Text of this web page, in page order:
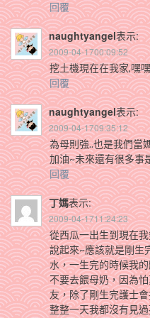
回覆
naughtyangel表示:
2009-04-1700:09:52
挖土機現在在我家,嘿
回覆
naughtyangel表示:
2009-04-1709:35:12
為母則強..也是我們當
加油~未來還有很多事
回覆
丁媽表示:
2009-04-1711:24:23
從西瓜一出生到現在
說起來~應該就是剛生
水，一生完的時候我
不要去餵母奶，因為
友，除了剛生完護士
整整一天我都沒有見